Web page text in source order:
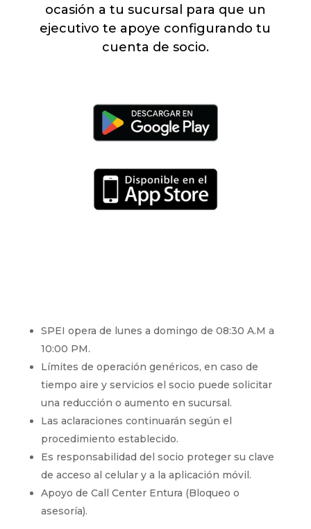
ocasión a tu sucursal para que un
ejecutivo te apoye configurando tu
cuenta de socio.
SPEI opera de lunes a domingo de 08:30 A.M a
10:00 PM.
Límites de operación genéricos, en caso de
tiempo aire y servicios el socio puede solicitar
una reducción o aumento en sucursal.
Las aclaraciones continuarán según el
procedimiento establecido.
Es responsabilidad del socio proteger su clave
de acceso al celular y a la aplicación móvil.
Apoyo de Call Center Entura (Bloqueo o
asesoría).